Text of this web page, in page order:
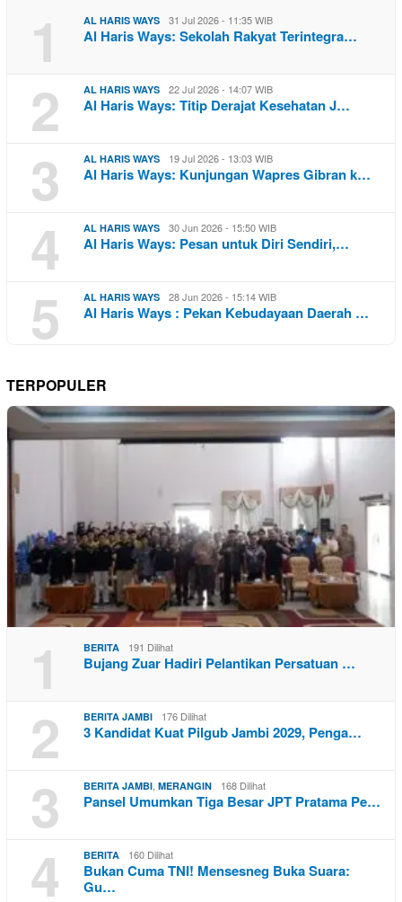
1 AL HARIS WAYS 31 Jul 2026 - 11:35 WIB
Al Haris Ways: Sekolah Rakyat Terintegra…
2 AL HARIS WAYS 22 Jul 2026 - 14:07 WIB
Al Haris Ways: Titip Derajat Kesehatan J…
3 AL HARIS WAYS 19 Jul 2026 - 13:03 WIB
Al Haris Ways: Kunjungan Wapres Gibran k…
4 AL HARIS WAYS 30 Jun 2026 - 15:50 WIB
Al Haris Ways: Pesan untuk Diri Sendiri,…
5 AL HARIS WAYS 28 Jun 2026 - 15:14 WIB
Al Haris Ways : Pekan Kebudayaan Daerah …
TERPOPULER
1 BERITA 191 Dilihat
Bujang Zuar Hadiri Pelantikan Persatuan …
2 BERITA JAMBI 176 Dilihat
3 Kandidat Kuat Pilgub Jambi 2029, Penga…
3 BERITA JAMBI, MERANGIN 168 Dilihat
Pansel Umumkan Tiga Besar JPT Pratama Pe…
4 BERITA 160 Dilihat
Bukan Cuma TNI! Mensesneg Buka Suara:
Gu…